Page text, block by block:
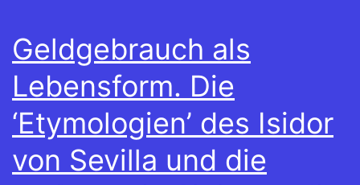
Geldgebrauch als
Lebensform. Die
‘Etymologien’ des Isidor
von Sevilla und die